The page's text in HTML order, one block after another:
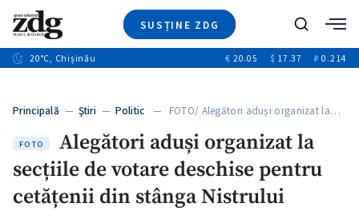
SUSȚINE ZDG
Ştiri
+6
Video
Special
+1
+2
Caută
20°C, Chișinău € 20.05 $ 17.37 ₽ 0.214
Principală — Ştiri — Politic — FOTO/ Alegători aduși organizat la…
FOTO
Alegători aduși organizat la
secțiile de votare deschise pentru
cetățenii din stânga Nistrului